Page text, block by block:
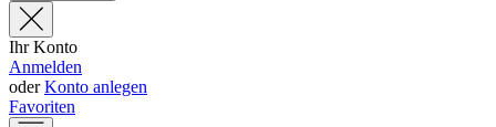
Ihr Konto
Anmelden
oderKonto anlegen
Favoriten